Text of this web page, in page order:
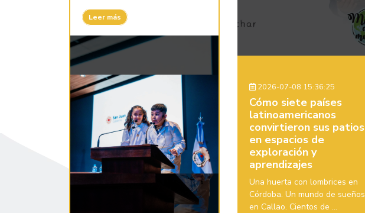
Leer más
2026-07-08 15:36:25
Cómo siete países
latinoamericanos
convirtieron sus patios
en espacios de
exploración y
aprendizajes
Una huerta con lombrices en
Córdoba. Un mundo de sueños
en Callao. Cientos de ...